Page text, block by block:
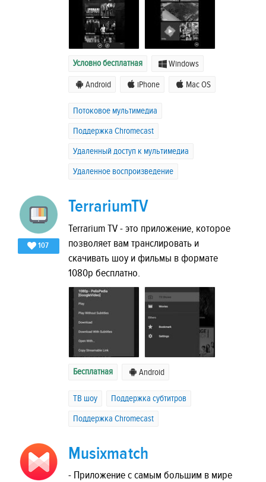
Условно бесплатная Windows
Android iPhone Mac OS
Потоковое мультимедиа
Поддержка Chromecast
Удаленный доступ к мультимедиа
Удаленное воспроизведение
107
TerrariumTV
Terrarium TV - это приложение, которое
позволяет вам транслировать и
скачивать шоу и фильмы в формате
1080p бесплатно.
Бесплатная Android
ТВ шоу
Поддержка субтитров
Поддержка Chromecast
Musixmatch
- Приложение с самым большим в мире